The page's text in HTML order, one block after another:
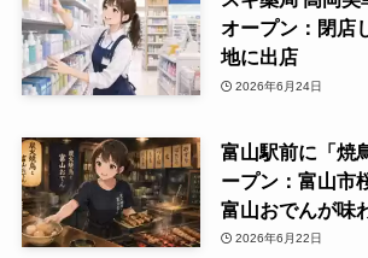
オープン：閉店
地に出店
2026年6月24日
富山駅前に「焼
ープン：富山市
富山おでんが味
2026年6月22日